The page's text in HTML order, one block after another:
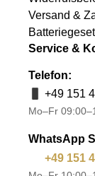
Versand &
Service &
Telefon:
+49 151
Mo–Fr
WhatsApp
+49 151